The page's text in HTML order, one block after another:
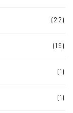
(22)
(19)
(1)
(1)